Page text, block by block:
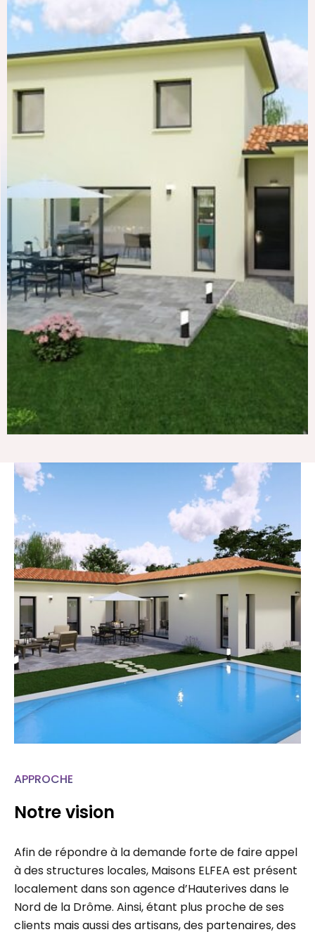
APPROCHE
Notre vision
à des structures locales, Maisons ELFEA est présent
localement dans son agence d’Hauterives dans le
Nord de la Drôme. Ainsi, étant plus proche de ses
clients mais aussi des artisans, des partenaires, des